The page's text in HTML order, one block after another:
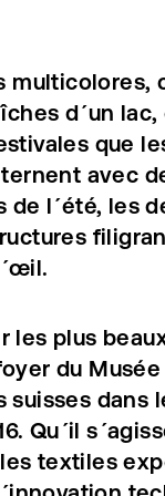
multicolores,
d´un
que
avec
l´été, les
les plus
du
dans
Qu´il
textiles